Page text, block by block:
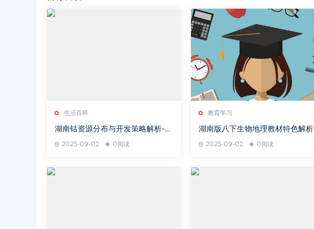
生活百科
湖南钴资源分布与开发策略解析-新
2025-09-02 0阅读
教育学习
湖南版八下生物地理教材特色解析
2025-09-02 0阅读